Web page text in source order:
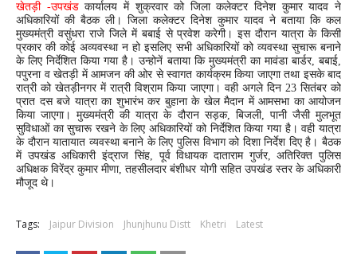
खेतड़ी -उपखंडकार्यालय में शुक्रवार को जिला कलेक्टर दिनेश कुमार यादव ने
अधिकारियों की बैठक ली। जिला कलेक्टर दिनेश कुमार यादव ने बताया कि कल
मुख्यमंत्री वसुंधरा राजे जिले में बबाई से प्रवेश करेगी। इस दौरान यात्रा के किसी
प्रकार की कोई अव्यवस्था न हो इसलिए सभी अधिकारियों को व्यवस्था सुचारू बनाने
के लिए निर्देशित किया गया है। उन्होनें बताया कि मुख्यमंत्री का मावंडा बार्डर, बबाई,
पपुरना व खेतड़ी में आमजन की ओर से स्वागत कार्यक्रम किया जाएगा तथा इसके बाद
रात्री को खेतड़ीनगर में रात्री विश्राम किया जाएगा। वही अगले दिन 23 सितंबर को
प्रात दस बजे यात्रा का शुभारंभ कर बुहाना के खेल मैदान में आमसभा का आयोजन
किया जाएगा। मुख्यमंत्री की यात्रा के दौरान सड़क, बिजली, पानी जैसी मुलभूत
सुविधाओं का सुचारू रखने के लिए अधिकारियों को निर्देशित किया गया है। वही यात्रा
के दौरान यातायात व्यवस्था बनाने के लिए पुलिस विभाग को दिशा निर्देश दिए है। बैठक
में उपखंड अधिकारी इंद्राज सिंह, पूर्व विधायक दाताराम गुर्जर, अतिरिक्त पुलिस
अधिक्षक विरेंद्र कुमार मीणा, तहसीलदार बंशीधर योगी सहित उपखंड स्तर के अधिकारी
मौजूद थे।
Tags: Jaipur Division Jhunjhunu Distt Khetri Latest